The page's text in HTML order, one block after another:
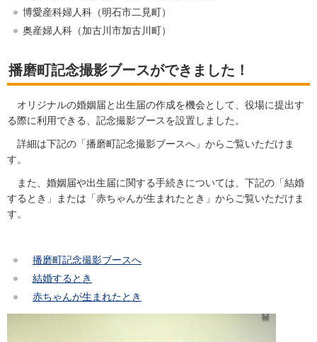
博愛産科婦人科（明石市二見町）
奥産婦人科（加古川市加古川町）
播磨町記念撮影ブースができました！
オリジナルの婚姻届と出生届の作成を機会として、役場に提出す
る際に利用できる、記念撮影ブースを設置しました。
詳細は下記の「播磨町記念撮影ブースへ」からご覧いただけま
す。
また、婚姻届や出生届に関する手続きについては、下記の「結婚
するとき」または「赤ちゃんが生まれたとき」からご覧いただけま
す。
播磨町記念撮影ブースへ
結婚するとき
赤ちゃんが生まれたとき